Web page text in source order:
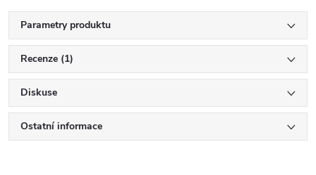
Parametry produktu
Recenze (1)
Diskuse
Ostatní informace